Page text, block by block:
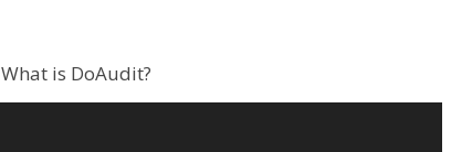
What is DoAudit?